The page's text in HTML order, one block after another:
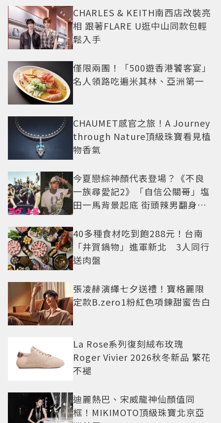
CHARLES & KEITH南西店改裝亮
相 跟著FLARE U逛中山同款包輕
鬆入手
僅限兩團！「500遊香港饕客宴」
名人領路吃遍米其林、亞洲第一
CHAUMET感官之旅！A Journey
through Nature頂級珠寶看見植
物香氣
今夏戀綜神顏代表登場？《不良
一族尋愛記2》「自信公關哥」塩
田一馬背景起底 街頭辣男翻身當
40多種食材吃到飽288元！台南
「井賀鍋物」進軍新北 3人同行
送肉盤
張凌赫演繹七夕送禮！寶格麗限
定款B.zero1粉紅色項鍊甜蜜告白
La Rose系列復刻絨布玫瑰
Roger Vivier 2026秋冬新品 繁花
不褪
迪麗熱巴、宋威龍神仙顏值同
框！MIKIMOTO頂級珠寶北京亞